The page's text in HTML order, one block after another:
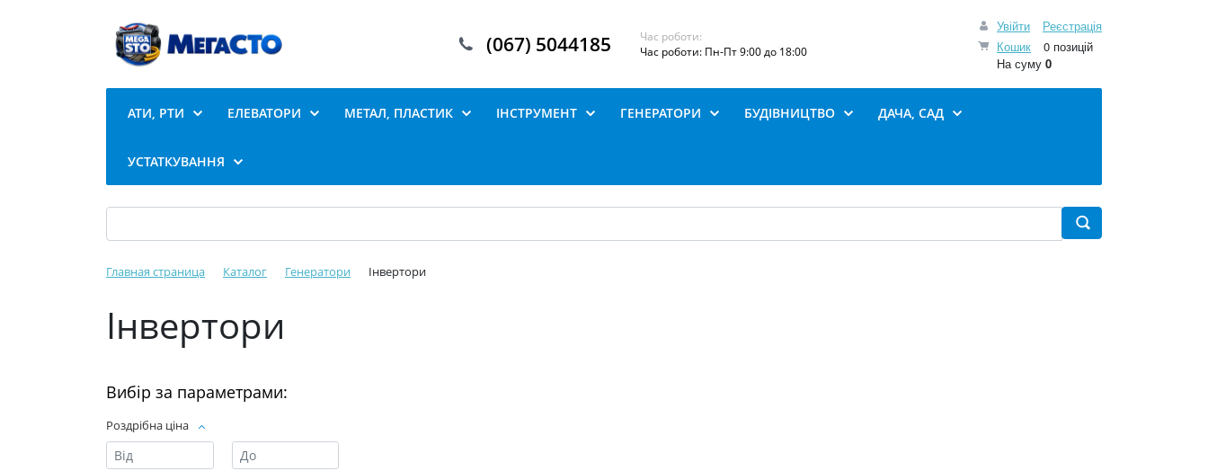
Увійти
Реєстрація
Кошик
0 позицій
На суму 0
(067) 5044185
Час роботи:
Час роботи: Пн-Пт 9:00 до 18:00
АТИ, РТИ ЕЛЕВАТОРИ МЕТАЛ, ПЛАСТИК ІНСТРУМЕНТ ГЕНЕРАТОРИ БУДІВНИЦТВО ДАЧА, САД
УСТАТКУВАННЯ
Главная страница Каталог Генератори Інвертори
Інвертори
Вибір за параметрами:
Роздрібна ціна